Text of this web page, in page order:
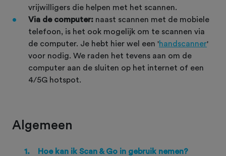
vrijwilligers die helpen met het scannen.
Via de computer: naast scannen met de mobiele
telefoon, is het ook mogelijk om te scannen via
de computer. Je hebt hier wel een 'handscanner'
voor nodig. We raden het tevens aan om de
computer aan de sluiten op het internet of een
4/5G hotspot.
Algemeen
1. Hoe kan ik Scan & Go in gebruik nemen?